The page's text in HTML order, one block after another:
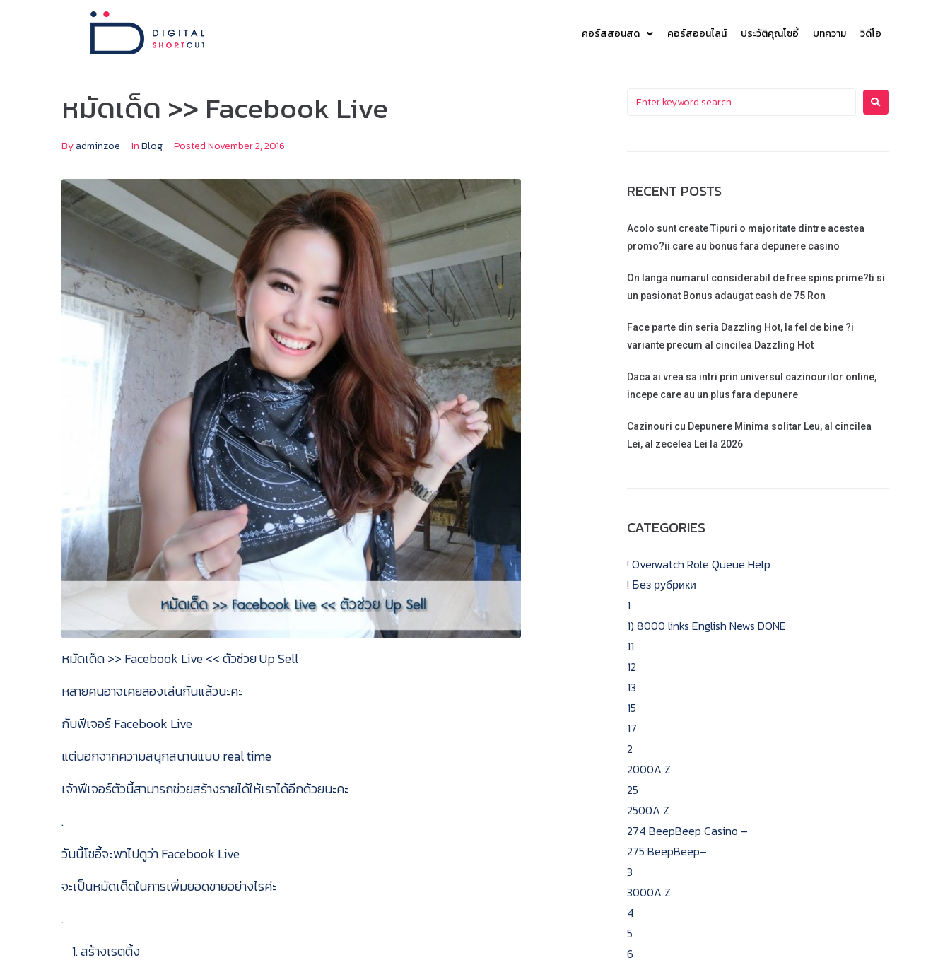
คอร์สสอนสด คอร์สออนไลน์ ประวัติคุณโซอี้ บทความ วิดีโอ
หมัดเด็ด >> Facebook Live
Byadminzoe InBlog PostedNovember 2, 2016
หมัดเด็ด >> Facebook Live << ตัวช่วย Up Sell
หลายคนอาจเคยลองเล่นกันแล้วนะคะ
กับฟีเจอร์ Facebook Live
แต่นอกจากความสนุกสนานแบบ real time
เจ้าฟีเจอร์ตัวนี้สามารถช่วยสร้างรายได้ให้เราได้อีกด้วยนะคะ
.
วันนี้โซอี้จะพาไปดูว่า Facebook Live
จะเป็นหมัดเด็ดในการเพิ่มยอดขายอย่างไรค่ะ
.
สร้างเรตติ้ง
RECENT POSTS
Acolo sunt create Tipuri o majoritate dintre acestea
promo?ii care au bonus fara depunere casino
On langa numarul considerabil de free spins prime?ti si
un pasionat Bonus adaugat cash de 75 Ron
Face parte din seria Dazzling Hot, la fel de bine ?i
variante precum al cincilea Dazzling Hot
Daca ai vrea sa intri prin universul cazinourilor online,
incepe care au un plus fara depunere
Cazinouri cu Depunere Minima solitar Leu, al cincilea
Lei, al zecelea Lei la 2026
CATEGORIES
! Overwatch Role Queue Help
! Без рубрики
1
1) 8000 links English News DONE
11
12
13
15
17
2
2000A Z
25
2500A Z
274 BeepBeep Casino –
275 BeepBeep–
3
3000A Z
4
5
6